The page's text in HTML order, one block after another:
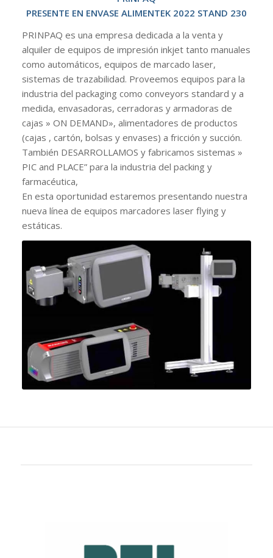
PRESENTE EN ENVASE ALIMENTEK 2022 STAND 230
PRINPAQ es una empresa dedicada a la venta y
alquiler de equipos de impresión inkjet tanto manuales
como automáticos, equipos de marcado laser,
sistemas de trazabilidad. Proveemos equipos para la
industria del packaging como conveyors standard y a
medida, envasadoras, cerradoras y armadoras de
cajas » ON DEMAND», alimentadores de productos
(cajas , cartón, bolsas y envases) a fricción y succión.
También DESARROLLAMOS y fabricamos sistemas »
PIC and PLACE” para la industria del packing y
farmacéutica,
En esta oportunidad estaremos presentando nuestra
nueva línea de equipos marcadores laser flying y
estáticas.